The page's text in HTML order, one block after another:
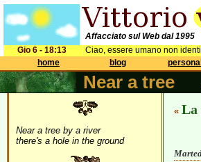
Affacciato sul Web dal 1995
Gio 6 - 18:13
Ciao, essere umano non
home
blog
Near a tree
Near a tree by a river
there's a hole in the ground
« La